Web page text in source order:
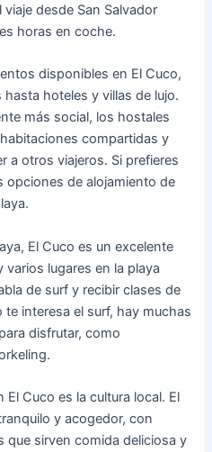
desde San Salvador
horas en coche.
disponibles en El Cuco,
hoteles y villas de lujo.
más social, los hostales
compartidas y
a otros viajeros. Si prefieres
opciones de alojamiento de
El Cuco es un excelente
varios lugares en la playa
de surf y recibir clases de
interesa el surf, hay muchas
disfrutar, como
Cuco es la cultura local. El
y acogedor, con
que sirven comida deliciosa y